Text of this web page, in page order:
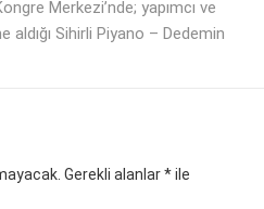
Merkezi’nde; yapımcı ve
aldığı Sihirli Piyano – Dedemin
Gerekli alanlar*ile